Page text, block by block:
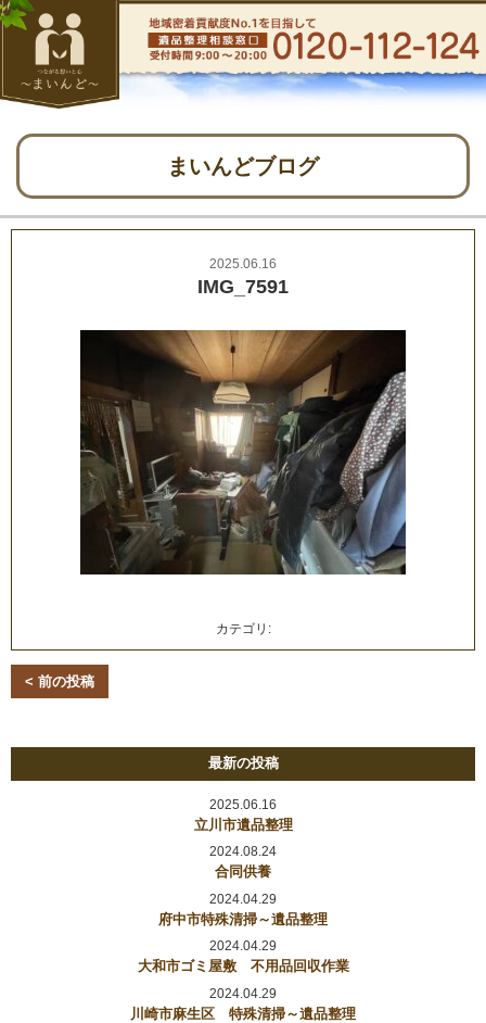
まいんどブログ
2025.06.16
IMG_7591
カテゴリ:
< 前の投稿
最新の投稿
2025.06.16
立川市遺品整理
2024.08.24
合同供養
2024.04.29
府中市特殊清掃～遺品整理
2024.04.29
大和市ゴミ屋敷 不用品回収作業
2024.04.29
川崎市麻生区 特殊清掃～遺品整理